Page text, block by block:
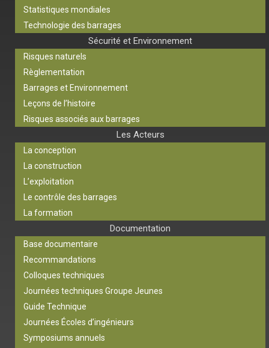
Statistiques mondiales
Technologie des barrages
Sécurité et Environnement
Risques naturels
Règlementation
Barrages et Environnement
Leçons de l’histoire
Risques associés aux barrages
Les Acteurs
La conception
La construction
L’exploitation
Le contrôle des barrages
La formation
Documentation
Base documentaire
Recommandations
Colloques techniques
Journées techniques Groupe Jeunes
Guide Technique
Journées Écoles d’ingénieurs
Symposiums annuels